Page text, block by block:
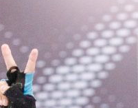
Wheelchair Half